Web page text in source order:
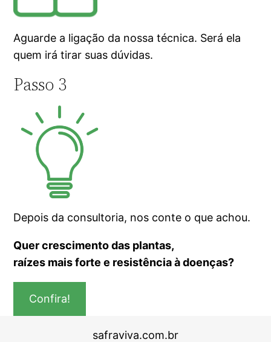
Aguarde a ligação da nossa técnica. Será ela
quem irá tirar suas dúvidas.
Passo 3
Depois da consultoria, nos conte o que achou.
Quer crescimento das plantas,
raízes mais forte e resistência à doenças?
Confira!
safraviva.com.br